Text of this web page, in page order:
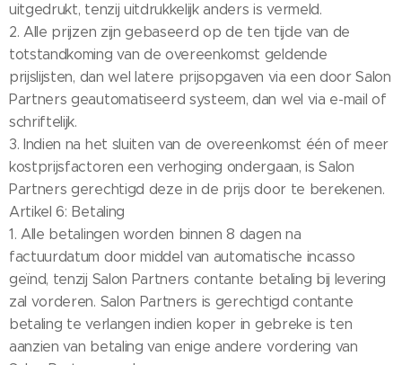
uitgedrukt, tenzij uitdrukkelijk anders is vermeld.
2. Alle prijzen zijn gebaseerd op de ten tijde van de
totstandkoming van de overeenkomst geldende
prijslijsten, dan wel latere prijsopgaven via een door Salon
Partners geautomatiseerd systeem, dan wel via e-mail of
schriftelijk.
3. Indien na het sluiten van de overeenkomst één of meer
kostprijsfactoren een verhoging ondergaan, is Salon
Partners gerechtigd deze in de prijs door te berekenen.
Artikel 6: Betaling
1. Alle betalingen worden binnen 8 dagen na
factuurdatum door middel van automatische incasso
geïnd, tenzij Salon Partners contante betaling bij levering
zal vorderen. Salon Partners is gerechtigd contante
betaling te verlangen indien koper in gebreke is ten
aanzien van betaling van enige andere vordering van